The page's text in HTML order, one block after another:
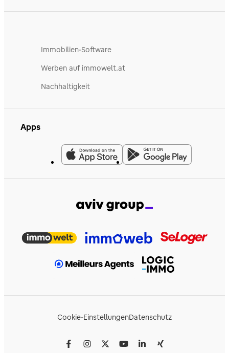
Immobilien-Software
Werben auf immowelt.at
Nachhaltigkeit
Apps
Cookie-EinstellungenDatenschutz